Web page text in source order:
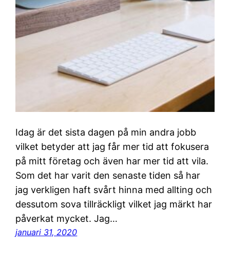
Idag är det sista dagen på min andra jobb
vilket betyder att jag får mer tid att fokusera
på mitt företag och även har mer tid att vila.
Som det har varit den senaste tiden så har
jag verkligen haft svårt hinna med allting och
dessutom sova tillräckligt vilket jag märkt har
påverkat mycket. Jag…
januari 31, 2020